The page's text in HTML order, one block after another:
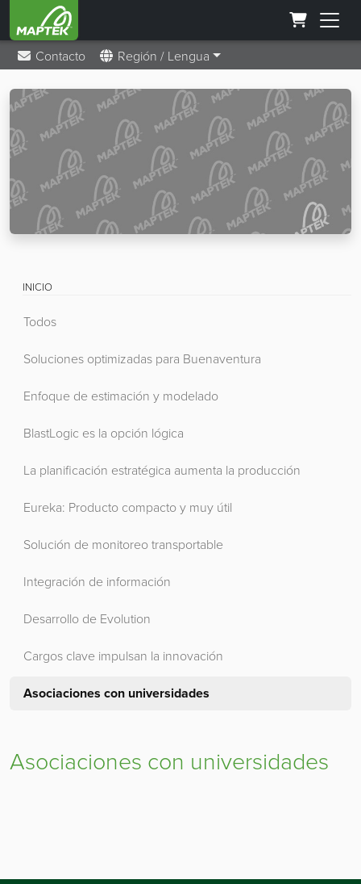
Contacto Región / Lengua
INICIO
Todos
Soluciones optimizadas para Buenaventura
Enfoque de estimación y modelado
BlastLogic es la opción lógica
La planificación estratégica aumenta la producción
Eureka: Producto compacto y muy útil
Solución de monitoreo transportable
Integración de información
Desarrollo de Evolution
Cargos clave impulsan la innovación
Asociaciones con universidades
Asociaciones con universidades